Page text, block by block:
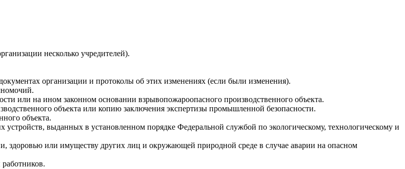
несколько учредителей).
организации и протоколы об этих изменениях (если были изменения).
или на ином законном основании взрывопожароопасного производственного объекта.
объекта или копию заключения экспертизы промышленной безопасности.
объекта.
выданных в установленном порядке Федеральной службой по экологическому, технологическому и
здоровью или имуществу других лиц и окружающей природной среде в случае аварии на опасном